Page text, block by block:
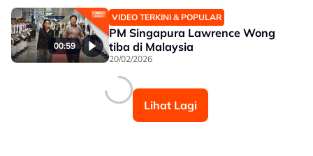
00:59
VIDEO TERKINI & POPULAR
PM Singapura Lawrence Wong
tiba di Malaysia
20/02/2026
Lihat Lagi